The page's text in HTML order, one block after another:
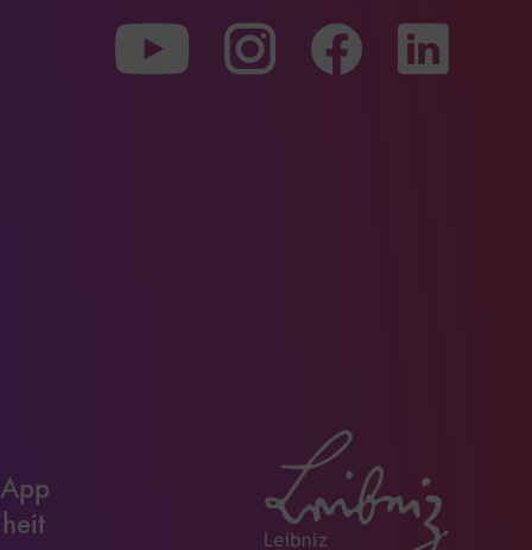
Zu
unserer
Zu
unserer
Zu
unserer